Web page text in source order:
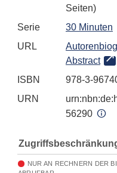
Seiten)
Serie
30 Minuten
URL
Abstract
ISBN
978-3-
URN
56290
NUR AN RECHNERN DER